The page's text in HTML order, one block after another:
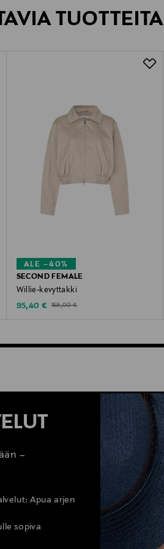
TUOTTEITA
ALE –40%
SECOND FEMALE
Willie-kevyttakki
Discounted Price
95,40 € Original Price
159,00 €
–
Apua arjen
sopiva